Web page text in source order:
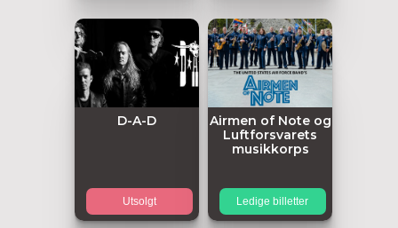
D-A-D
Utsolgt
Airmen of Note og
Luftforsvarets
musikkorps
Ledige billetter